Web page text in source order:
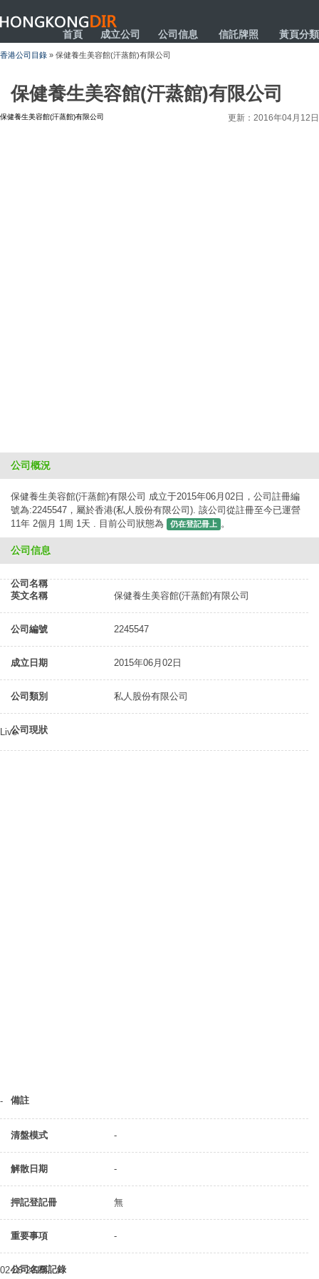
HONGKONGDIR
首頁 成立公司 公司信息 信託牌照 黃頁分類
香港公司目錄 » 保健養生美容館(汗蒸館)有限公司
保健養生美容館(汗蒸館)有限公司
保健養生美容館(汗蒸館)有限公司 更新：2016年04月12日
公司概況
保健養生美容館(汗蒸館)有限公司 成立于2015年06月02日，公司註冊編
號為:2245547，屬於香港(私人股份有限公司). 該公司從註冊至今已運營
11年 2個月 1周 1天 . 目前公司狀態為
仍在登記冊上 。
公司信息
公司名稱
英文名稱
保健養生美容館(汗蒸館)有限公司
公司編號 2245547
成立日期 2015年06月02日
公司類別 私人股份有限公司
公司現狀
Live
備註
-
清盤模式 -
解散日期 -
押記登記冊 無
重要事項 -
公司名稱記錄
02-06-2015